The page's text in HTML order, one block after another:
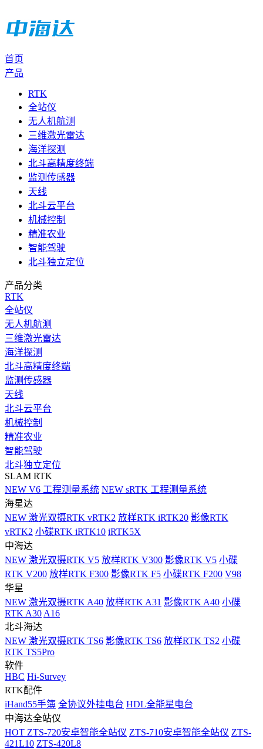
首页
产品
RTK
全站仪
无人机航测
三维激光雷达
海洋探测
北斗高精度终端
监测传感器
天线
北斗云平台
机械控制
精准农业
智能驾驶
北斗独立定位
产品分类
RTK
全站仪
无人机航测
三维激光雷达
海洋探测
北斗高精度终端
监测传感器
天线
北斗云平台
机械控制
精准农业
智能驾驶
北斗独立定位
SLAM RTK
NEW V6 工程测量系统 NEW sRTK 工程测量系统
海星达
NEW 激光双摄RTK vRTK2 放样RTK iRTK20 影像RTK
vRTK2 小碟RTK iRTK10 iRTK5X
中海达
NEW 激光双摄RTK V5 放样RTK V300 影像RTK V5 小碟
RTK V200 放样RTK F300 影像RTK F5 小碟RTK F200 V98
华星
NEW 激光双摄RTK A40 放样RTK A31 影像RTK A40 小碟
RTK A30 A16
北斗海达
NEW 激光双摄RTK TS6 影像RTK TS6 放样RTK TS2 小碟
RTK TS5Pro
软件
HBC Hi-Survey
RTK配件
iHand55手簿 全协议外挂电台 HDL全能星电台
中海达全站仪
HOT ZTS-720安卓智能全站仪 ZTS-710安卓智能全站仪 ZTS-
421L10 ZTS-420L8